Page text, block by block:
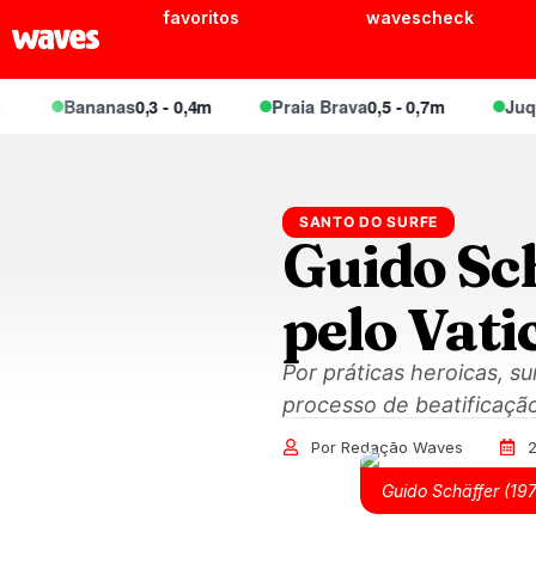
favoritos wavescheck
Bananas0,3 - 0,4m Praia Brava0,5 - 0,7m Juquei
SANTO DO SURFE
Guido
pelo
Por práticas heroicas,
processo de
Por Redação Waves
Guido Schäffer